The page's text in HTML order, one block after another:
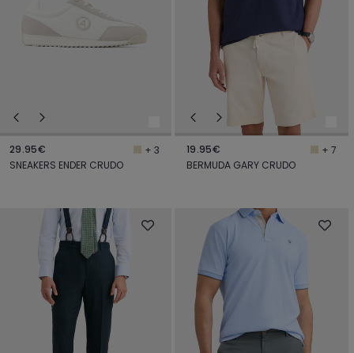
29.95€
+ 3
SNEAKERS ENDER CRUDO
19.95€
+ 7
BERMUDA GARY CRUDO